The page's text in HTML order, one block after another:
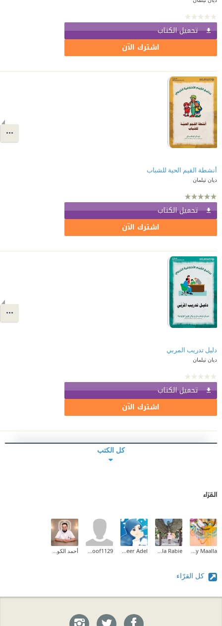
تحميل الكتاب
اشترك الآن
أنشطة القيم الحية للشباب
ديان تيلمان
تحميل الكتاب
اشترك الآن
دليل تدريب المربي
ديان تيلمان
تحميل الكتاب
اشترك الآن
كل الكتب
القرّاء
Tahany Maalla
Nahla Rabie
Abeer Adel
hanoof1129 أحمد الكودي
كل القرّاء